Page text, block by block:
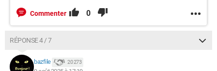
Commenter 0
RÉPONSE 4 / 7
bazfile 20 273